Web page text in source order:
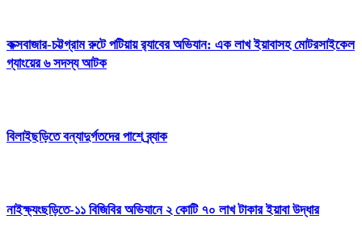
কক্সবাজার-চট্টগ্রাম রুটে পটিয়ায় র‍্যাবের অভিযান: এক লাখ ইয়াবাসহ মোটরসাইকেল
গ্যাংয়ের ৬ সদস্য আটক
বিলাইছড়িতে বন্যাদুর্গতদের পাশে ব্র্যাক
নাইক্ষ্যংছড়িতে-১১ বিজিবির অভিযানে ২ কোটি ৭০ লাখ টাকার ইয়াবা উদ্ধার